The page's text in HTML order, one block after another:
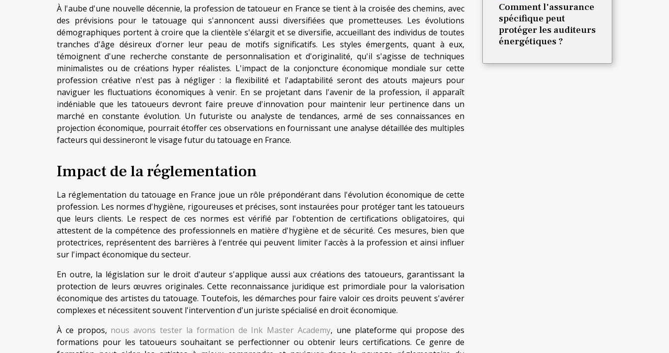
À l'aube d'une nouvelle décennie, la profession de tatoueur en France se tient à la croisée des chemins, avec
des prévisions pour le tatouage qui s'annoncent aussi diversifiées que prometteuses. Les évolutions
démographiques portent à croire que la clientèle s'élargit et se diversifie, accueillant des individus de toutes
tranches d'âge désireux d'orner leur peau de motifs significatifs. Les styles émergents, quant à eux,
témoignent d'une recherche constante de personnalisation et d'originalité, qu'il s'agisse de techniques
minimalistes ou de créations hyper réalistes. L'impact de la conjoncture économique mondiale sur cette
profession créative n'est pas à négliger : la flexibilité et l'adaptabilité seront des atouts majeurs pour
naviguer les fluctuations économiques à venir. En se projetant dans l'avenir de la profession, il apparaît
indéniable que les tatoueurs devront faire preuve d'innovation pour maintenir leur pertinence dans un
marché en constante évolution. Un futuriste ou analyste de tendances, armé de ses connaissances en
projection économique, pourrait étoffer ces observations en fournissant une analyse détaillée des multiples
facteurs qui dessineront le visage futur du tatouage en France.
Impact de la réglementation
La réglementation du tatouage en France joue un rôle prépondérant dans l'évolution économique de cette
profession. Les normes d'hygiène, rigoureuses et précises, sont instaurées pour protéger tant les tatoueurs
que leurs clients. Le respect de ces normes est vérifié par l'obtention de certifications obligatoires, qui
attestent de la compétence des professionnels en matière d'hygiène et de sécurité. Ces mesures, bien que
protectrices, représentent des barrières à l'entrée qui peuvent limiter l'accès à la profession et ainsi influer
sur l'impact économique du secteur.
En outre, la législation sur le droit d'auteur s'applique aussi aux créations des tatoueurs, garantissant la
protection de leurs œuvres originales. Cette reconnaissance juridique est primordiale pour la valorisation
économique des artistes du tatouage. Toutefois, les démarches pour faire valoir ces droits peuvent s'avérer
complexes et nécessitent souvent l'intervention d'un juriste spécialisé en droit économique.
À ce propos, nous avons tester la formation de Ink Master Academy, une plateforme qui propose des
formations pour les tatoueurs souhaitant se perfectionner ou obtenir leurs certifications. Ce genre de
Comment l'assurance
spécifique peut
protéger les auditeurs
énergétiques ?